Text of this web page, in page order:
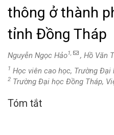
thông ở thành
tỉnh Đồng Tháp
Nguyễn Ngọc Hảo1, , Hồ Văn
1 Học viên cao học, Trường
2 Trường Đại học Đồng Tháp,
Nội
Tóm tắt